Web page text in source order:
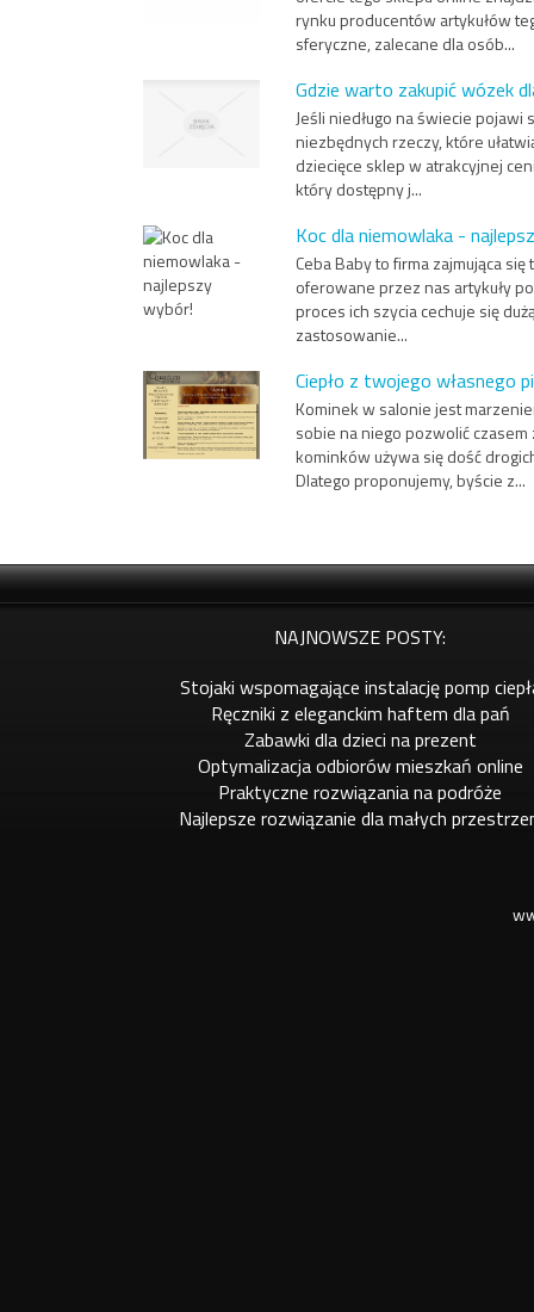
rynku producentów artykułów
sferyczne, zalecane dla osób...
Gdzie warto zakupić wózek
Jeśli niedługo na świecie
niezbędnych rzeczy, które
dziecięce sklep w atrakcyjnej
który dostępny j...
Koc dla niemowlaka -
Ceba Baby to firma zajmująca
oferowane przez nas artykuły
proces ich szycia cechuje się
zastosowanie...
Ciepło z twojego własnego
Kominek w salonie jest
sobie na niego pozwolić
kominków używa się dość
Dlatego proponujemy, byście z...
NAJNOWSZE POSTY:
Stojaki wspomagające instalację pomp
Ręczniki z eleganckim haftem dla pań
Zabawki dla dzieci na prezent
Optymalizacja odbiorów mieszkań online
Praktyczne rozwiązania na podróże
Najlepsze rozwiązanie dla małych